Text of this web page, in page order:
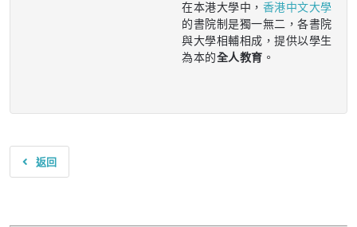
在本港大學中， 香港中文大學
的書院制是獨一無二，各書院
與大學相輔相成，提供以學生
為本的全人教育 。
返回